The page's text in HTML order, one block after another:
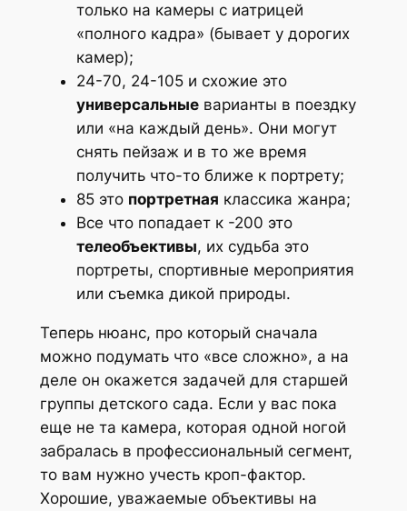
только на камеры с иатрицей
«полного кадра» (бывает у дорогих
камер);
24-70, 24-105 и схожие это
универсальныеварианты в поездку
или «на каждый день». Они могут
снять пейзаж и в то же время
получить что-то ближе к портрету;
85 это портретная классика жанра;
Все что попадает к -200 это
телеобъективы, их судьба это
портреты, спортивные мероприятия
или съемка дикой природы.
Теперь нюанс, про который сначала
можно подумать что «все сложно», а на
деле он окажется задачей для старшей
группы детского сада. Если у вас пока
еще не та камера, которая одной ногой
забралась в профессиональный сегмент,
то вам нужно учесть кроп-фактор.
Хорошие, уважаемые объективы на